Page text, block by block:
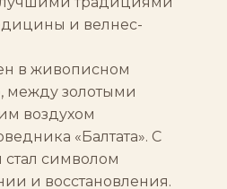
и велнес-
в живописном
между золотыми
воздухом
«Балтата». С
стал символом
и восстановления.